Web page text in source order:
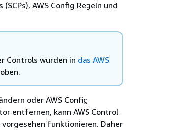
AWS Config Regeln und
Controls wurden in das AWS
oder AWS Config
entfernen, kann AWS Control
funktionieren. Daher